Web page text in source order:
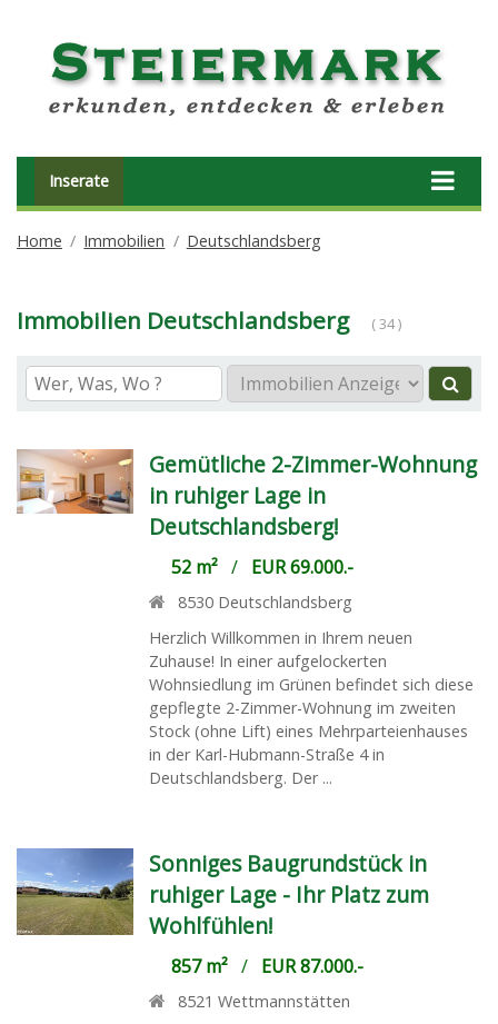
Inserate
Home Immobilien Deutschlandsberg
Immobilien Deutschlandsberg ( 34 )
Gemütliche 2-Zimmer-Wohnung
in ruhiger Lage in
Deutschlandsberg!
52 m²/ EUR 69.000.-
8530 Deutschlandsberg
Herzlich Willkommen in Ihrem neuen
Zuhause! In einer aufgelockerten
Wohnsiedlung im Grünen befindet sich diese
gepflegte 2-Zimmer-Wohnung im zweiten
Stock (ohne Lift) eines Mehrparteienhauses
in der Karl-Hubmann-Straße 4 in
Deutschlandsberg. Der ...
Sonniges Baugrundstück in
ruhiger Lage - Ihr Platz zum
Wohlfühlen!
857 m²/ EUR 87.000.-
8521 Wettmannstätten